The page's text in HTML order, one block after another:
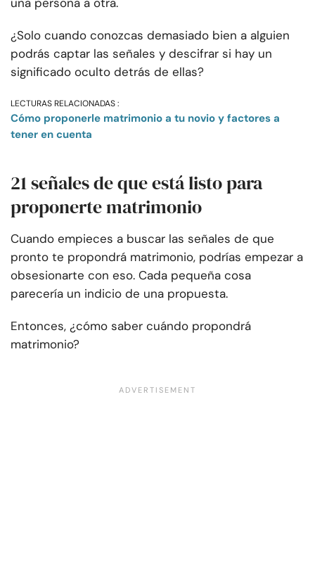
¿Solo cuando conozcas demasiado bien a alguien
podrás captar las señales y descifrar si hay un
significado oculto detrás de ellas?
LECTURAS RELACIONADAS :
Cómo proponerle matrimonio a tu novio y factores a
tener en cuenta
21 señales de que está listo para
proponerte matrimonio
Cuando empieces a buscar las señales de que
pronto te propondrá matrimonio, podrías empezar a
obsesionarte con eso. Cada pequeña cosa
parecería un indicio de una propuesta.
Entonces, ¿cómo saber cuándo propondrá
matrimonio?